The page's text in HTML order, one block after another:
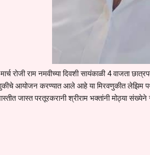
रोजी राम नमवीच्या दिवशी सायंकाळी 4 वाजता
आयोजन करण्यात आले आहे या मिरवणुकीत लेझिम
जास्त परतूरकरानी श्रीराम भक्तांनी मोठ्या